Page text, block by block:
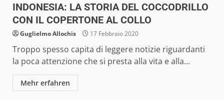
INDONESIA: LA STORIA DEL COCCODRILLO
CON IL COPERTONE AL COLLO
Guglielmo Allochis 17 Febbraio 2020
Troppo spesso capita di leggere notizie riguardanti
la poca attenzione che si presta alla vita e alla...
Mehr erfahren